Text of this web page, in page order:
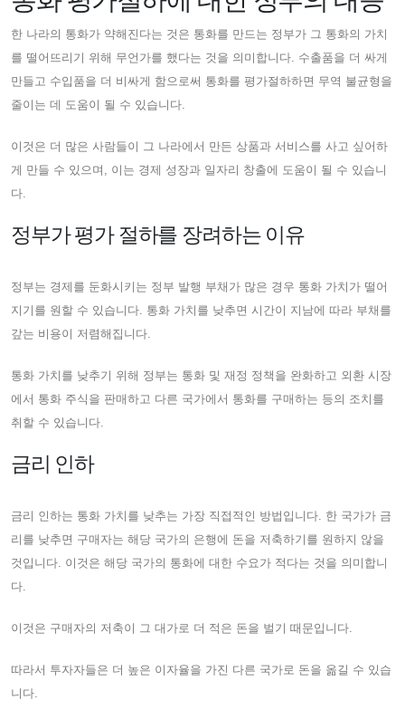
한 나라의 통화가 약해진다는 것은 통화를 만드는 정부가 그 통화의 가치
를 떨어뜨리기 위해 무언가를 했다는 것을 의미합니다. 수출품을 더 싸게
만들고 수입품을 더 비싸게 함으로써 통화를 평가절하하면 무역 불균형을
줄이는 데 도움이 될 수 있습니다.
이것은 더 많은 사람들이 그 나라에서 만든 상품과 서비스를 사고 싶어하
게 만들 수 있으며, 이는 경제 성장과 일자리 창출에 도움이 될 수 있습니
다.
정부가 평가 절하를 장려하는 이유
정부는 경제를 둔화시키는 정부 발행 부채가 많은 경우 통화 가치가 떨어
지기를 원할 수 있습니다. 통화 가치를 낮추면 시간이 지남에 따라 부채를
갚는 비용이 저렴해집니다.
통화 가치를 낮추기 위해 정부는 통화 및 재정 정책을 완화하고 외환 시장
에서 통화 주식을 판매하고 다른 국가에서 통화를 구매하는 등의 조치를
취할 수 있습니다.
금리 인하
금리 인하는 통화 가치를 낮추는 가장 직접적인 방법입니다. 한 국가가 금
리를 낮추면 구매자는 해당 국가의 은행에 돈을 저축하기를 원하지 않을
것입니다. 이것은 해당 국가의 통화에 대한 수요가 적다는 것을 의미합니
다.
이것은 구매자의 저축이 그 대가로 더 적은 돈을 벌기 때문입니다.
따라서 투자자들은 더 높은 이자율을 가진 다른 국가로 돈을 옮길 수 있습
니다.